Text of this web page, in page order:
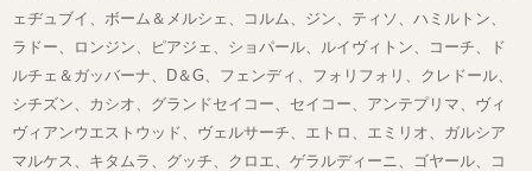
ェヂュブイ、ボーム＆メルシェ、コルム、ジン、ティソ、ハミルトン、
ラドー、ロンジン、ピアジェ、ショパール、ルイヴィトン、コーチ、ド
ルチェ＆ガッバーナ、D＆G、フェンディ、フォリフォリ、クレドール、
シチズン、カシオ、グランドセイコー、セイコー、アンテプリマ、ヴィ
ヴィアンウエストウッド、ヴェルサーチ、エトロ、エミリオ、ガルシア
マルケス、キタムラ、グッチ、クロエ、ゲラルディーニ、ゴヤール、コ